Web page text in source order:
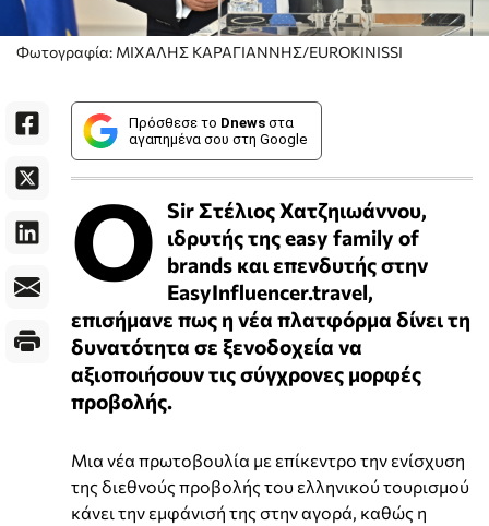
Φωτογραφία: ΜΙΧΑΛΗΣ ΚΑΡΑΓΙΑΝΝΗΣ/EUROKINISSI
Πρόσθεσε το Dnews στα
αγαπημένα σου στη Google
Ο Sir Στέλιος Χατζηιωάννου,
ιδρυτής της easy family of
brands και επενδυτής στην
EasyInfluencer.travel,
επισήμανε πως η νέα πλατφόρμα δίνει τη
δυνατότητα σε ξενοδοχεία να
αξιοποιήσουν τις σύγχρονες μορφές
προβολής.
Μια νέα πρωτοβουλία με επίκεντρο την ενίσχυση
της διεθνούς προβολής του ελληνικού τουρισμού
κάνει την εμφάνισή της στην αγορά, καθώς η